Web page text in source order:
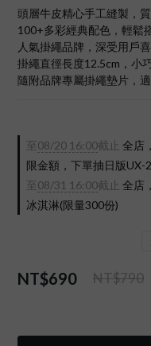
頭層牛皮精心手工縫製，
100+多彩經典配色，輕鬆
人氣掛繩品牌，深受用戶
掛繩直徑長度12.5cm，小
隨附品牌專屬掛繩墊片，
至08/20 16:00截止
全店
限金額，下單抽日版UX-
至08/31 16:00截止
全店
冰淇淋(限量300份)
NT$690 NT$790